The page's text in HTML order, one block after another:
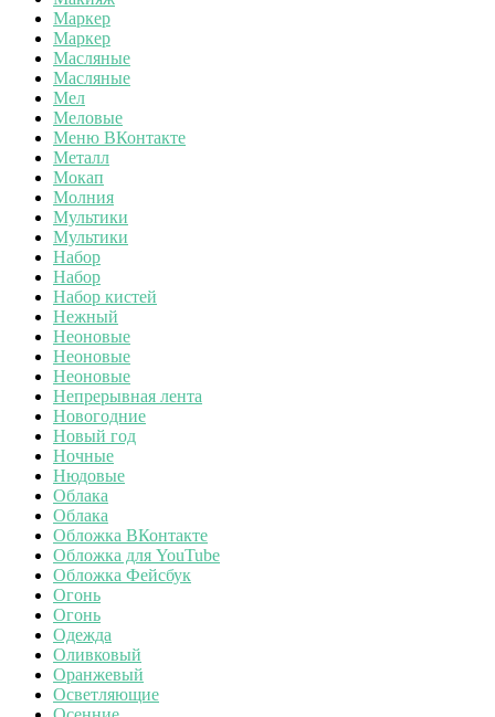
Маркер
Маркер
Масляные
Масляные
Мел
Меловые
Меню ВКонтакте
Металл
Мокап
Молния
Мультики
Мультики
Набор
Набор
Набор кистей
Нежный
Неоновые
Неоновые
Неоновые
Непрерывная лента
Новогодние
Новый год
Ночные
Нюдовые
Облака
Облака
Обложка ВКонтакте
Обложка для YouTube
Обложка Фейсбук
Огонь
Огонь
Одежда
Оливковый
Оранжевый
Осветляющие